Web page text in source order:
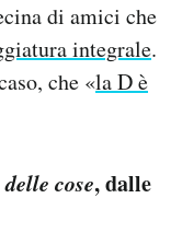
di amici che
integrale.
che «la D è
cose, dalle